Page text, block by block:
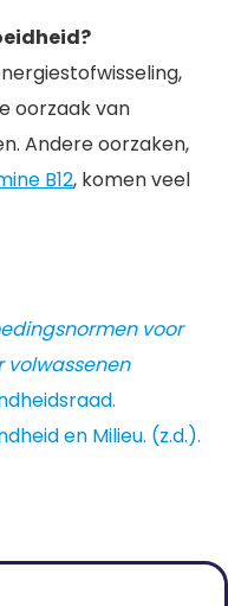
oorzaak van
Andere oorzaken,
B12, komen veel
voor
volwassenen
en Milieu. (z.d.).